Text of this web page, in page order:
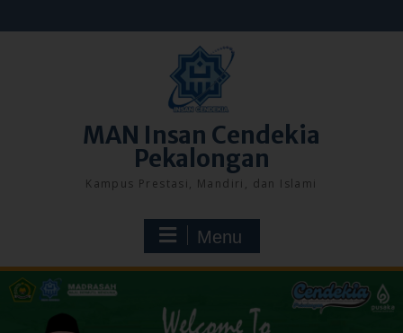
to
MAN Insan Cendekia
Pekalongan
Kampus Prestasi, Mandiri, dan Islami
Menu